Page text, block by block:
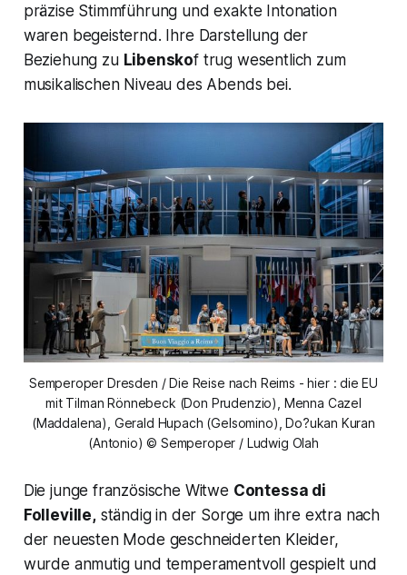
präzise Stimmführung und exakte Intonation
waren begeisternd. Ihre Darstellung der
Beziehung zu Libenskof trug wesentlich zum
musikalischen Niveau des Abends bei.
Semperoper Dresden / Die Reise nach Reims - hier : die EU
mit Tilman Rönnebeck (Don Prudenzio), Menna Cazel
(Maddalena), Gerald Hupach (Gelsomino), Do?ukan Kuran
(Antonio) © Semperoper / Ludwig Olah
Die junge französische Witwe Contessa di
Folleville,ständig in der Sorge um ihre extra nach
der neuesten Mode geschneiderten Kleider,
wurde anmutig und temperamentvoll gespielt und